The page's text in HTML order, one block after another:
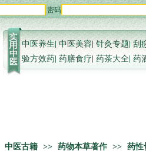
密码
中医养生|中医美容|针灸专题|刮
验方效药| 药膳食疗| 药茶大全| 药
中医古籍 >> 药物本草著作 >> 药性